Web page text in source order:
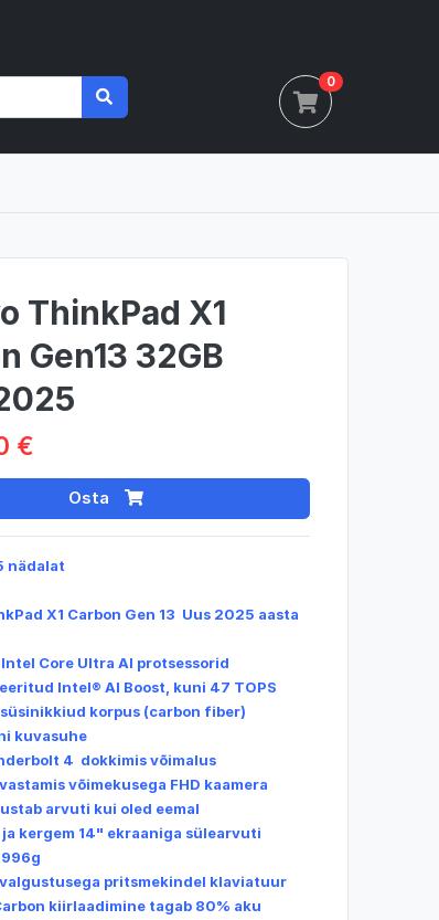
0
ThinkPad X1
Gen13 32GB
€
Osta
nädalat
X1 Carbon Gen 13 Uus 2025 aasta
Core Ultra AI protsessorid
Intel® AI Boost, kuni 47 TOPS
süsinikkiud korpus (carbon fiber)
kuvasuhe
4 dokkimis võimalus
võimekusega FHD kaamera
arvuti kui oled eemal
ja kergem 14" ekraaniga sülearvuti
pritsmekindel klaviatuur
kiirlaadimine tagab 80% aku